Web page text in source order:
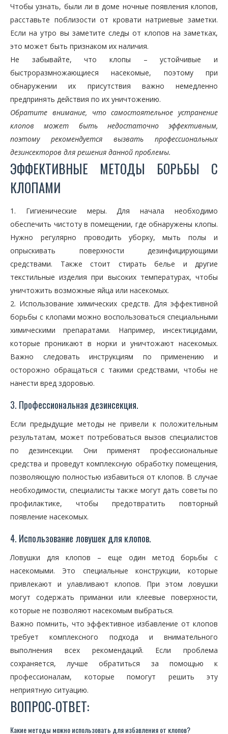
Чтобы узнать, были ли в доме ночные появления клопов,
расставьте поблизости от кровати натриевые заметки.
Если на утро вы заметите следы от клопов на заметках,
это может быть признаком их наличия.
Не забывайте, что клопы – устойчивые и
быстроразмножающиеся насекомые, поэтому при
обнаружении их присутствия важно немедленно
предпринять действия по их уничтожению.
Обратите внимание, что самостоятельное устранение
клопов может быть недостаточно эффективным,
поэтому рекомендуется вызвать профессиональных
дезинсекторов для решения данной проблемы.
ЭФФЕКТИВНЫЕ МЕТОДЫ БОРЬБЫ С
КЛОПАМИ
1. Гигиенические меры. Для начала необходимо
обеспечить чистоту в помещении, где обнаружены клопы.
Нужно регулярно проводить уборку, мыть полы и
опрыскивать поверхности дезинфицирующими
средствами. Также стоит стирать белье и другие
текстильные изделия при высоких температурах, чтобы
уничтожить возможные яйца или насекомых.
2. Использование химических средств. Для эффективной
борьбы с клопами можно воспользоваться специальными
химическими препаратами. Например, инсектицидами,
которые проникают в норки и уничтожают насекомых.
Важно следовать инструкциям по применению и
осторожно обращаться с такими средствами, чтобы не
нанести вред здоровью.
3. Профессиональная дезинсекция.
Если предыдущие методы не привели к положительным
результатам, может потребоваться вызов специалистов
по дезинсекции. Они применят профессиональные
средства и проведут комплексную обработку помещения,
позволяющую полностью избавиться от клопов. В случае
необходимости, специалисты также могут дать советы по
профилактике, чтобы предотвратить повторный
появление насекомых.
4. Использование ловушек для клопов.
Ловушки для клопов – еще один метод борьбы с
насекомыми. Это специальные конструкции, которые
привлекают и улавливают клопов. При этом ловушки
могут содержать приманки или клеевые поверхности,
которые не позволяют насекомым выбраться.
Важно помнить, что эффективное избавление от клопов
требует комплексного подхода и внимательного
выполнения всех рекомендаций. Если проблема
сохраняется, лучше обратиться за помощью к
профессионалам, которые помогут решить эту
неприятную ситуацию.
ВОПРОС-ОТВЕТ:
Какие методы можно использовать для избавления от клопов?